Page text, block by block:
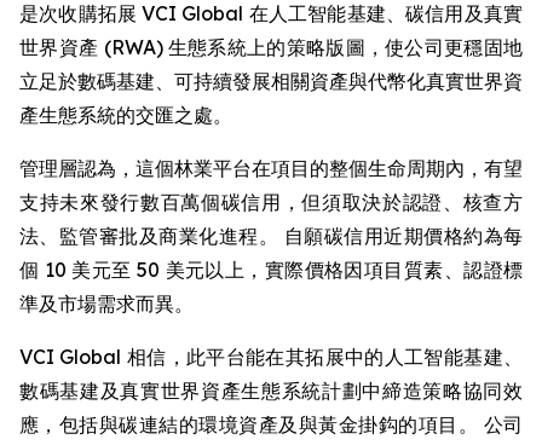
是次收購拓展 VCI Global 在人工智能基建、碳信用及真實
世界資產 (RWA) 生態系統上的策略版圖，使公司更穩固地
立足於數碼基建、可持續發展相關資產與代幣化真實世界資
產生態系統的交匯之處。
管理層認為，這個林業平台在項目的整個生命周期內，有望
支持未來發行數百萬個碳信用，但須取決於認證、核查方
法、監管審批及商業化進程。 自願碳信用近期價格約為每
個 10 美元至 50 美元以上，實際價格因項目質素、認證標
準及市場需求而異。
VCI Global 相信，此平台能在其拓展中的人工智能基建、
數碼基建及真實世界資產生態系統計劃中締造策略協同效
應，包括與碳連結的環境資產及與黃金掛鈎的項目。 公司